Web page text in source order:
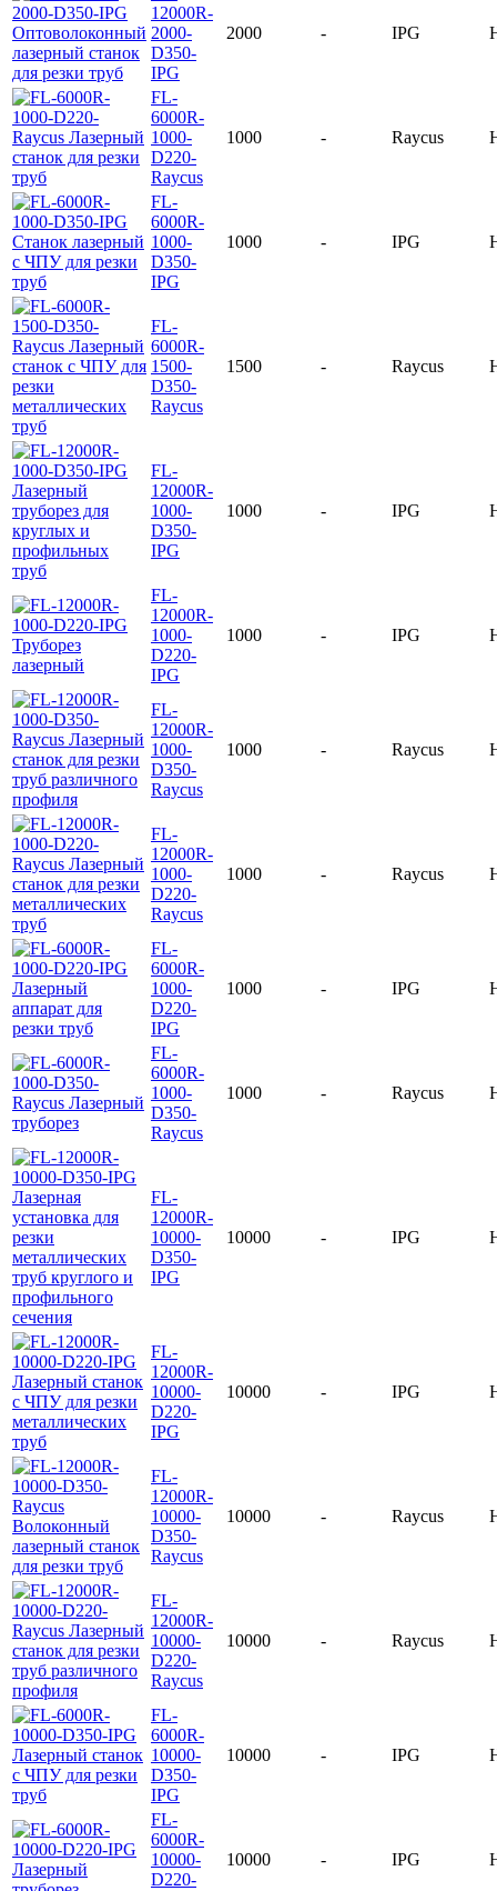
12000R-
2000-
D350-
IPG
2000 - IPG
FL-
6000R-
1000-
D220-
Raycus
1000 - Raycus
FL-
6000R-
1000-
D350-
IPG
1000 - IPG
FL-
6000R-
1500-
D350-
Raycus
1500 - Raycus
FL-
12000R-
1000-
D350-
IPG
1000 - IPG
FL-
12000R-
1000-
D220-
IPG
1000 - IPG
FL-
12000R-
1000-
D350-
Raycus
1000 - Raycus
FL-
12000R-
1000-
D220-
Raycus
1000 - Raycus
FL-
6000R-
1000-
D220-
IPG
1000 - IPG
FL-
6000R-
1000-
D350-
Raycus
1000 - Raycus
FL-
12000R-
10000-
D350-
IPG
10000 - IPG
FL-
12000R-
10000-
D220-
IPG
10000 - IPG
FL-
12000R-
10000-
D350-
Raycus
10000 - Raycus
FL-
12000R-
10000-
D220-
Raycus
10000 - Raycus
FL-
6000R-
10000-
D350-
IPG
10000 - IPG
FL-
6000R-
10000-
D220-
10000 - IPG